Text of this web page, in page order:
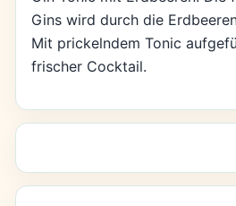
Gins wird durch die
Mit prickelndem Tonic
frischer Cocktail.